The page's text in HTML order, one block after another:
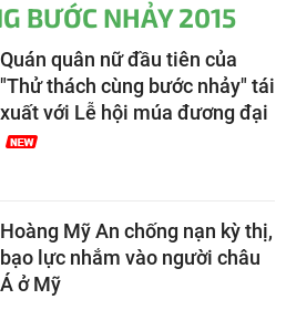
BƯỚC NHẢY 2015
Quán quân nữ đầu tiên của
"Thử thách cùng bước nhảy" tái
xuất với Lễ hội múa đương đại
Hoàng Mỹ An chống nạn kỳ thị,
bạo lực nhắm vào người châu
Á ở Mỹ